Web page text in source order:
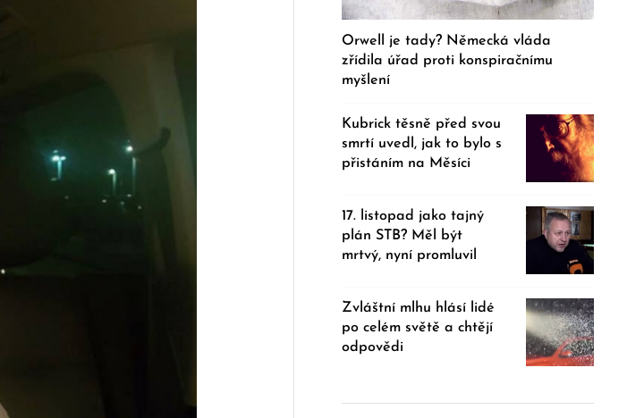
Orwell je tady? Německá vláda
zřídila úřad proti konspiračnímu
myšlení
Kubrick těsně před svou
smrtí uvedl, jak to bylo s
přistáním na Měsíci
17. listopad jako tajný
plán STB? Měl být
mrtvý, nyní promluvil
Zvláštní mlhu hlásí lidé
po celém světě a chtějí
odpovědi